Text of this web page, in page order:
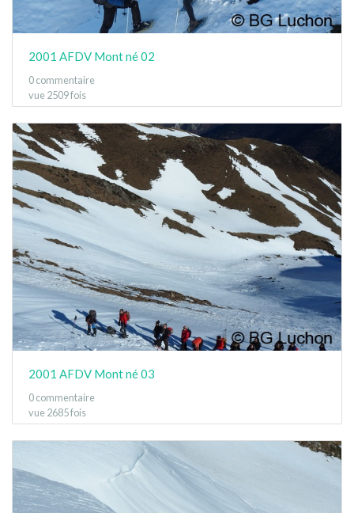
2001 AFDV Mont né 02
0 commentaire
vue 2509 fois
2001 AFDV Mont né 03
0 commentaire
vue 2685 fois